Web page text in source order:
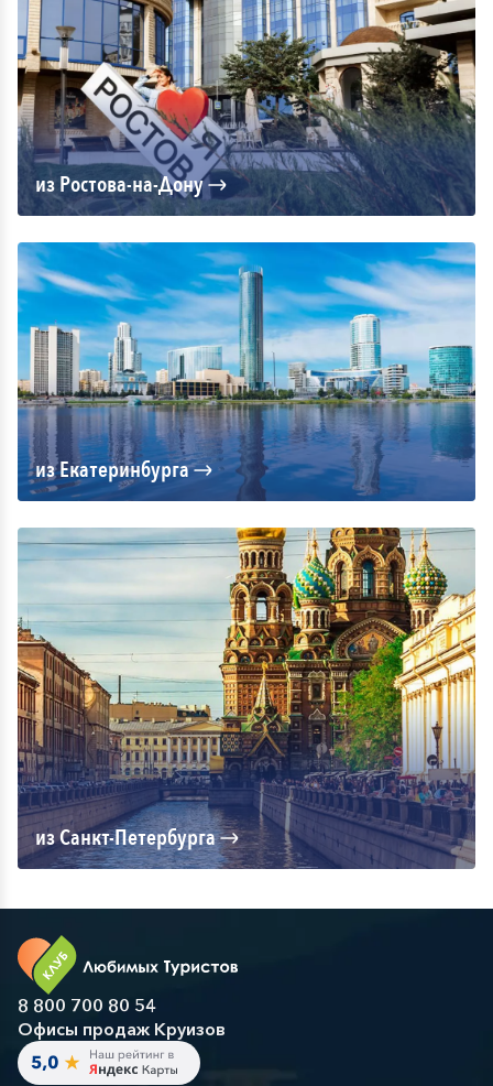
из Ростова-на-Дону
из Екатеринбурга
из Санкт-Петербурга
8 800 700 80 54
Офисы продаж Круизов